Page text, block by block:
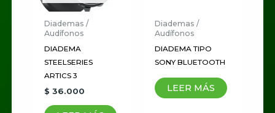
Diademas /
Audífonos
DIADEMA
STEELSERIES
ARTICS 3
$ 36.000
Diademas /
Audífonos
DIADEMA TIPO
SONY BLUETOOTH
LEER MÁS